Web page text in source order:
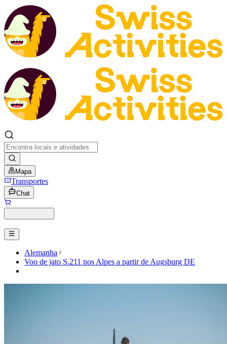
Mapa
Transportes
Chat
Alemanha
Voo de jato S.211 nos Alpes a partir de Augsburg DE